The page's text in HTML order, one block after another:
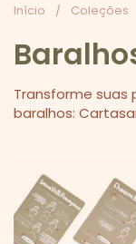
Início / Coleções
Transforme suas
baralhos: